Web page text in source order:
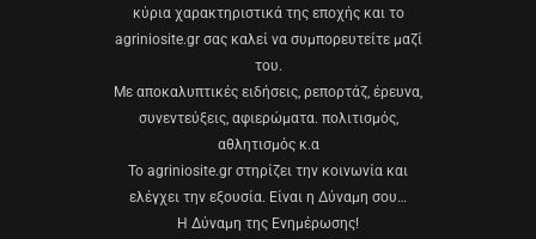
κύρια χαρακτηριστικά της εποχής και το
agriniosite.gr σας καλεί να συμπορευτείτε μαζί
του.
Με αποκαλυπτικές ειδήσεις, ρεπορτάζ, έρευνα,
συνεντεύξεις, αφιερώματα. πολιτισμός,
αθλητισμός κ.α
Το agriniosite.gr στηρίζει την κοινωνία και
ελέγχει την εξουσία. Είναι η Δύναμη σου…
Η Δύναμη της Ενημέρωσης!